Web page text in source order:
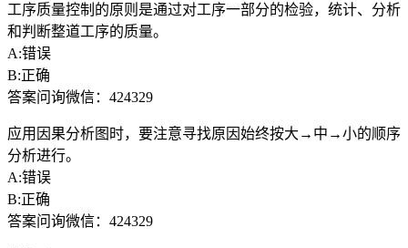
工序质量控制的原则是通过对工序一部分的检验，统计、分析
和判断整道工序的质量。
A:错误
B:正确
答案问询微信：424329
应用因果分析图时，要注意寻找原因始终按大→中→小的顺序
分析进行。
A:错误
B:正确
答案问询微信：424329